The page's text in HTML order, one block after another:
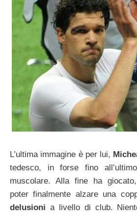
L’ultima immagine è per lui,
tedesco, in forse fino
muscolare. Alla fine ha
poter finalmente alzare una
delusioni a livello di club.